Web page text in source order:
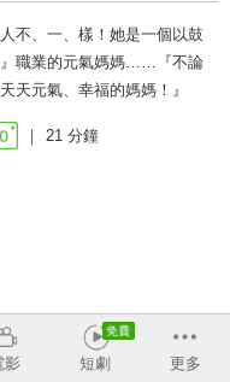
不、一、樣！她是一個以鼓
職業的元氣媽媽……『不論
天元氣、幸福的媽媽！』
21 分鐘
影 短劇 更多